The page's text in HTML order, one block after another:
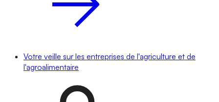
Votre veille sur les entreprises de l'agriculture et de
l'agroalimentaire